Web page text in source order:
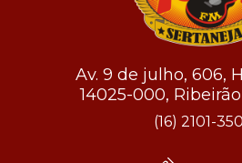
Av. 9 de julho, 606,
14025-000,
(16) 2101-